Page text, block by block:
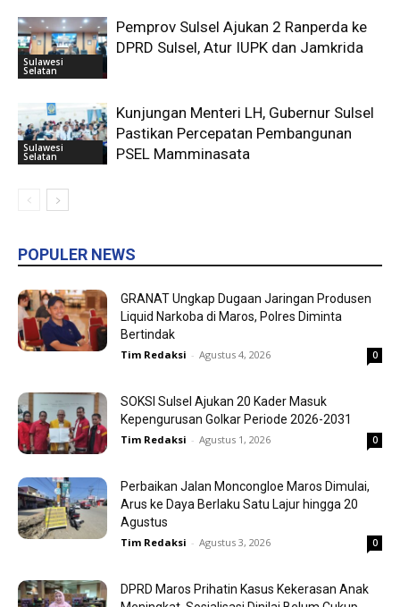
Sulawesi
Selatan
Pemprov Sulsel Ajukan 2 Ranperda ke
DPRD Sulsel, Atur IUPK dan Jamkrida
Sulawesi
Selatan
Kunjungan Menteri LH, Gubernur Sulsel
Pastikan Percepatan Pembangunan
PSEL Mamminasata
POPULER NEWS
GRANAT Ungkap Dugaan Jaringan Produsen
Liquid Narkoba di Maros, Polres Diminta
Bertindak
Tim Redaksi - Agustus 4, 2026 0
SOKSI Sulsel Ajukan 20 Kader Masuk
Kepengurusan Golkar Periode 2026-2031
Tim Redaksi - Agustus 1, 2026 0
Perbaikan Jalan Moncongloe Maros Dimulai,
Arus ke Daya Berlaku Satu Lajur hingga 20
Agustus
Tim Redaksi - Agustus 3, 2026 0
DPRD Maros Prihatin Kasus Kekerasan Anak